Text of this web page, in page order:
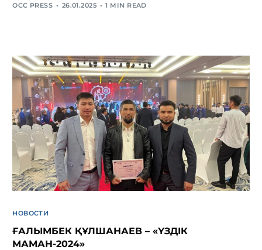
OCC PRESS 26.01.2025 1 MIN READ
НОВОСТИ
ҒАЛЫМБЕК ҚҰЛШАНАЕВ – «ҮЗДІК
МАМАН-2024»